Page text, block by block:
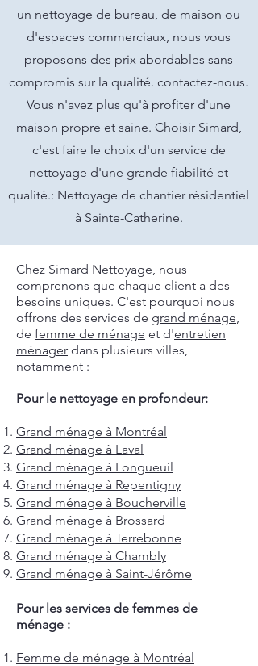
un nettoyage de bureau, de maison ou
d'espaces commerciaux, nous vous
proposons des prix abordables sans
compromis sur la qualité. contactez-nous.
Vous n'avez plus qu'à profiter d'une
maison propre et saine. Choisir Simard,
c'est faire le choix d'un service de
nettoyage d'une grande fiabilité et
qualité.: Nettoyage de chantier résidentiel
à Sainte-Catherine.
Chez Simard Nettoyage, nous
comprenons que chaque client a des
besoins uniques. C'est pourquoi nous
offrons des services de grand ménage,
de femme de ménage et d'entretien
ménager dans plusieurs villes,
notamment :
Pour le nettoyage en profondeur:
Grand ménage à Montréal
Grand ménage à Laval
Grand ménage à Longueuil
Grand ménage à Repentigny
Grand ménage à Boucherville
Grand ménage à Brossard
Grand ménage à Terrebonne
Grand ménage à Chambly
Grand ménage à Saint-Jérôme
Pour les services de femmes de
ménage :
Femme de ménage à Montréal